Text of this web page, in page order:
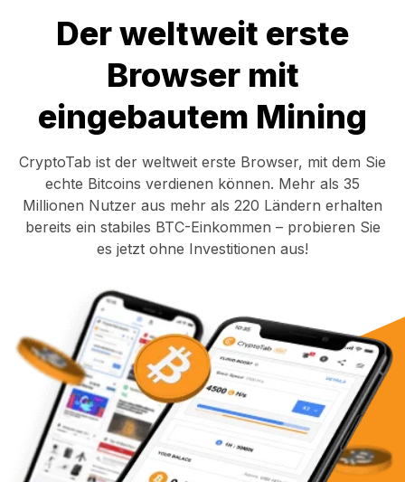
Der weltweit erste
Browser mit
eingebautem Mining
CryptoTab ist der weltweit erste Browser, mit dem Sie
echte Bitcoins verdienen können. Mehr als 35
Millionen Nutzer aus mehr als 220 Ländern erhalten
bereits ein stabiles BTC-Einkommen – probieren Sie
es jetzt ohne Investitionen aus!